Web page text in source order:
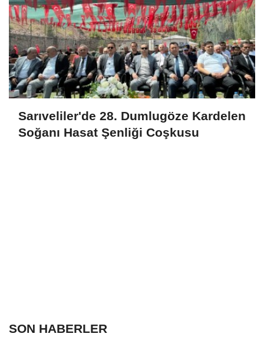
Sarıveliler'de 28. Dumlugöze Kardelen
Soğanı Hasat Şenliği Coşkusu
SON HABERLER